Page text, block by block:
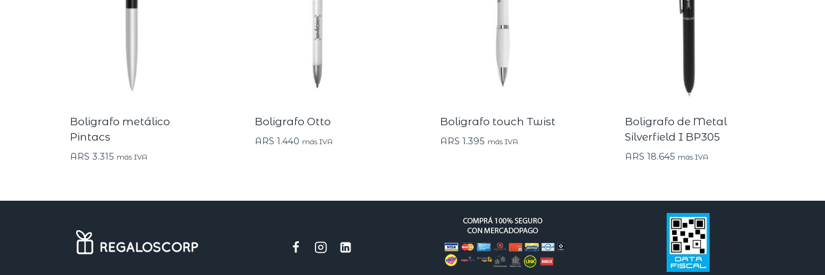
Boligrafo metálico
Pintacs
ARS 3.315 más IVA
Boligrafo Otto
ARS 1.440 más IVA
Boligrafo touch Twist
ARS 1.395 más IVA
Boligrafo de Metal
Silverfield I BP305
ARS 18.645 más IVA